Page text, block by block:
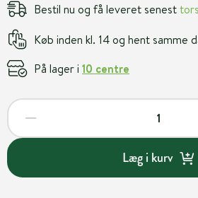
Bestil nu og få leveret senest
Køb inden kl. 14 og hent samme
På lager i 10 centre
Læg i kurv